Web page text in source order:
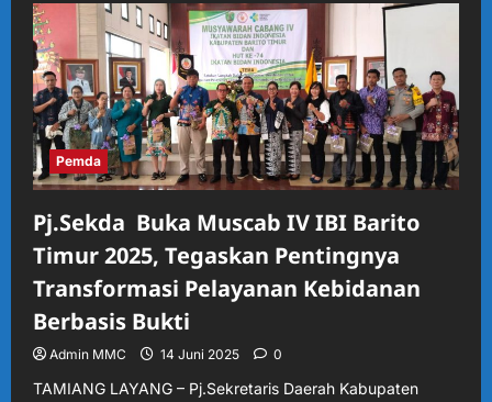
Bersejarah
IBI
Barito
Timur:
Konsolidasi
Organisasi
dan
Refleksi
74
Tahun
Pengabdian
Pemda
Pj.Sekda Buka Muscab IV IBI Barito
Timur 2025, Tegaskan Pentingnya
Transformasi Pelayanan Kebidanan
Berbasis Bukti
Admin MMC 14 Juni 2025 0
TAMIANG LAYANG – Pj.Sekretaris Daerah Kabupaten